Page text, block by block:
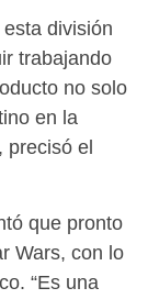
división
trabajando
no solo
en la
precisó el
que pronto
Wars, con lo
“Es una